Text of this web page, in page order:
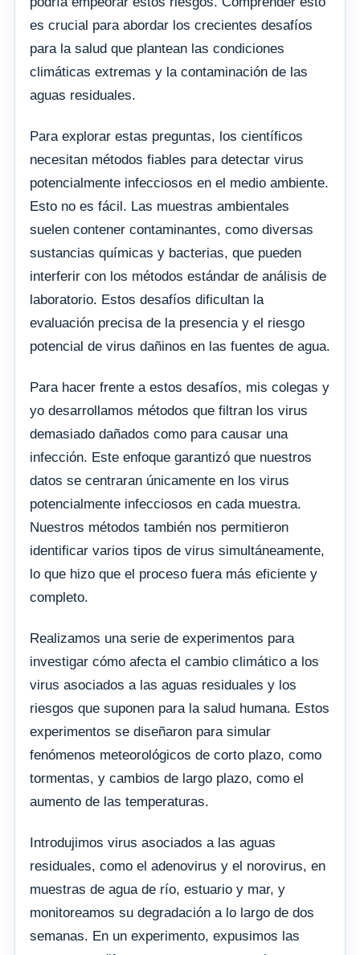
es crucial para abordar los crecientes desafíos
para la salud que plantean las condiciones
climáticas extremas y la contaminación de las
aguas residuales.
Para explorar estas preguntas, los científicos
necesitan métodos fiables para detectar virus
potencialmente infecciosos en el medio ambiente.
Esto no es fácil. Las muestras ambientales
suelen contener contaminantes, como diversas
sustancias químicas y bacterias, que pueden
interferir con los métodos estándar de análisis de
laboratorio. Estos desafíos dificultan la
evaluación precisa de la presencia y el riesgo
potencial de virus dañinos en las fuentes de agua.
Para hacer frente a estos desafíos, mis colegas y
yo desarrollamos métodos que filtran los virus
demasiado dañados como para causar una
infección. Este enfoque garantizó que nuestros
datos se centraran únicamente en los virus
potencialmente infecciosos en cada muestra.
Nuestros métodos también nos permitieron
identificar varios tipos de virus simultáneamente,
lo que hizo que el proceso fuera más eficiente y
completo.
Realizamos una serie de experimentos para
investigar cómo afecta el cambio climático a los
virus asociados a las aguas residuales y los
riesgos que suponen para la salud humana. Estos
experimentos se diseñaron para simular
fenómenos meteorológicos de corto plazo, como
tormentas, y cambios de largo plazo, como el
aumento de las temperaturas.
Introdujimos virus asociados a las aguas
residuales, como el adenovirus y el norovirus, en
muestras de agua de río, estuario y mar, y
monitoreamos su degradación a lo largo de dos
semanas. En un experimento, expusimos las